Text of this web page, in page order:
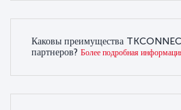
Каковы преимущества
партнеров? Более подробная